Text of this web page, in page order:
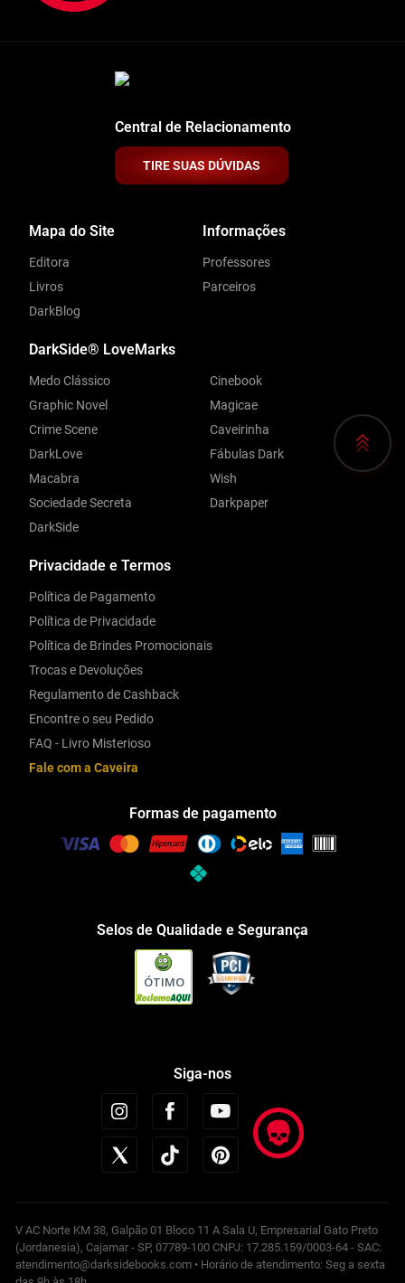
Central de Relacionamento
TIRE SUAS DÚVIDAS
Privacidade e Termos
Política de Pagamento
Política de Privacidade
Política de Brindes Promocionais
Trocas e Devoluções
Regulamento de Cashback
Encontre o seu Pedido
FAQ - Livro Misterioso
Fale com a Caveira
Mapa do Site
Editora
Livros
DarkBlog
Informações
Professores
Parceiros
DarkSide® LoveMarks
Medo Clássico
Graphic Novel
Crime Scene
DarkLove
Macabra
Sociedade Secreta
DarkSide
Cinebook
Magicae
Caveirinha
Fábulas Dark
Wish
Darkpaper
Formas de pagamento
Selos de Qualidade e Segurança
ÓTIMO
Siga-nos
V AC Norte KM 38, Galpão 01 Bloco 11 A Sala U, Empresarial Gato Preto
(Jordanesia), Cajamar - SP, 07789-100 CNPJ: 17.285.159/0003-64 - SAC:
atendimento@darksidebooks.com • Horário de atendimento: Seg a sexta